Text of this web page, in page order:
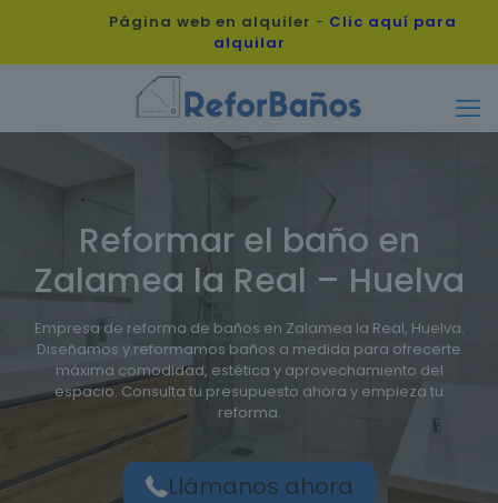
Página web en alquiler - Clic aquí para
alquilar
Reformar el baño en
Zalamea la Real – Huelva
Empresa de reforma de baños en Zalamea la Real, Huelva.
Diseñamos y reformamos baños a medida para ofrecerte
máxima comodidad, estética y aprovechamiento del
espacio. Consulta tu presupuesto ahora y empieza tu
reforma.
Llámanos ahora